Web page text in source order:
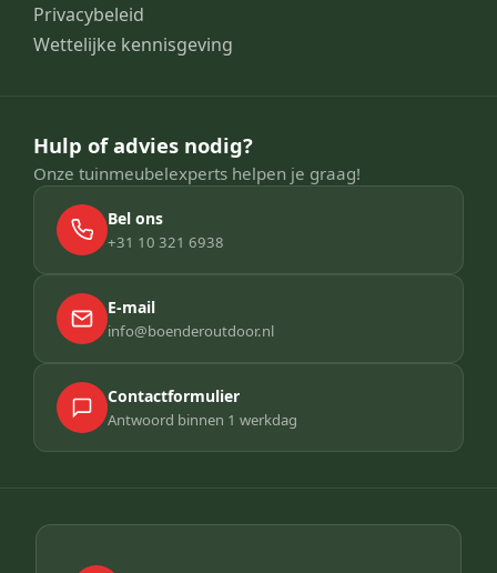
Privacybeleid
Wettelijke kennisgeving
Hulp of advies nodig?
Onze tuinmeubelexperts helpen je graag!
Bel ons
+31 10 321 6938
E-mail
info@boenderoutdoor.nl
Contactformulier
Antwoord binnen 1 werkdag